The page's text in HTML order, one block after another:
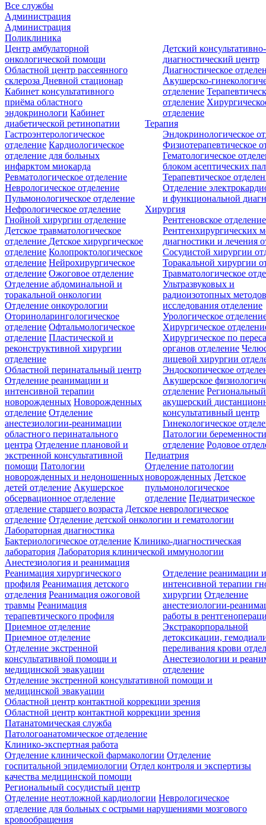
Все службы
Администрация
Администрация
Поликлиника
Центр амбулаторной
онкологической помощи
Областной центр рассеянного
склероза Дневной стационар
Кабинет консультативного
приёма областного
эндокринологи Кабинет
диабетической ретинопатии
Детский консультативно-
диагностический центр
Диагностическое
Акушерско-
отделение
отделение
отделение
Терапия
Гастроэнтерологическое
отделение Кардиологическое
отделение для больных
инфарктом миокарда
Ревматологическое отделение
Неврологическое отделение
Пульмонологическое отделение
Нефрологическое отделение
Эндокринологическое
Физиотерапевтическое
Гематологическое
блоком асептических
Терапевтическое
Отделение
и функциональной
Хирургия
Гнойной хирургии отделение
Детское травматологическое
отделение Детское хирургическое
отделение Колопроктологическое
отделение Нейрохирургическое
отделение Ожоговое отделение
Отделение абдоминальной и
торакальной онкологии
Отделение онкоурологии
Оториноларингологическое
отделение Офтальмологическое
отделение Пластической и
реконструктивной хирургии
отделение
Рентгеновское отделение
Рентгенхирургических
диагностики и лечения
Сосудистой хирургии
Торакальной хирургии
Травматологическое
Ультразвуковых и
радиоизотопных
исследования отделение
Урологическое
Хирургическое
Хирургическое по
органов отделение
лицевой хирургии
Эндоскопическое
Областной перинатальный центр
Отделение реанимации и
интенсивной терапии
новорожденных Новорожденных
отделение Отделение
анестезиологии-реанимации
областного перинатального
центра Отделение плановой и
экстренной консультативной
помощи Патологии
новорожденных и недоношенных
детей отделение Акушерское
обсервационное отделение
Акушерское
отделение Региональный
акушерский
консультативный центр
Гинекологическое
Патологии
отделение Родовое
Педиатрия
Отделение патологии
новорожденных Детское
пульмонологическое
отделение Педиатрическое
отделение старшего возраста Детское неврологическое
отделение Отделение детской онкологии и гематологии
Лабораторная диагностика
Бактериологическое отделение Клинико-диагностическая
лаборатория Лаборатория клинической иммунологии
Анестезиология и реанимация
Реанимация хирургического
профиля Реанимация детского
отделения Реанимация ожоговой
травмы Реанимация
терапевтического профиля
Отделение реанимации
интенсивной терапии
хирургии Отделение
анестезиологии-
работы в
Экстракорпоральной
детоксикации,
переливания крови
Анестезиологии и
отделение
Приемное отделение
Приемное отделение
Отделение экстренной
консультативной помощи и
медицинской эвакуации
Отделение экстренной консультативной помощи и
медицинской эвакуации
Областной центр контактной коррекции зрения
Областной центр контактной коррекции зрения
Патанатомическая служба
Патологоанатомическое отделение
Клинико-экспертная работа
Отделение клинической фармакологии Отделение
госпитальной эпидемиологии Отдел контроля и экспертизы
качества медицинской помощи
Региональный сосудистый центр
Отделение неотложной кардиологии Неврологическое
отделение для больных с острыми нарушениями мозгового
кровообращения